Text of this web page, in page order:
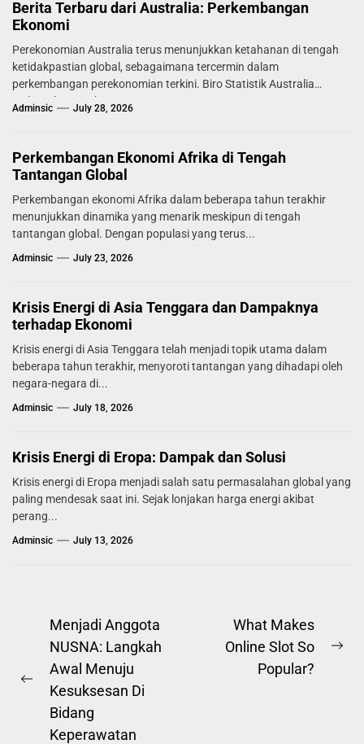
Berita Terbaru dari Australia: Perkembangan
Ekonomi
Perekonomian Australia terus menunjukkan ketahanan di tengah
ketidakpastian global, sebagaimana tercermin dalam
perkembangan perekonomian terkini. Biro Statistik Australia
melaporkan tingkat...
Adminsic July 28, 2026
Perkembangan Ekonomi Afrika di Tengah
Tantangan Global
Perkembangan ekonomi Afrika dalam beberapa tahun terakhir
menunjukkan dinamika yang menarik meskipun di tengah
tantangan global. Dengan populasi yang terus...
Adminsic July 23, 2026
Krisis Energi di Asia Tenggara dan Dampaknya
terhadap Ekonomi
Krisis energi di Asia Tenggara telah menjadi topik utama dalam
beberapa tahun terakhir, menyoroti tantangan yang dihadapi oleh
negara-negara di...
Adminsic July 18, 2026
Krisis Energi di Eropa: Dampak dan Solusi
Krisis energi di Eropa menjadi salah satu permasalahan global yang
paling mendesak saat ini. Sejak lonjakan harga energi akibat
perang...
Adminsic July 13, 2026
Post
navigation
Previous
post:
Menjadi Anggota
NUSNA: Langkah
Awal Menuju
Kesuksesan Di
Bidang
Keperawatan
What Makes
Online Slot So
Popular?